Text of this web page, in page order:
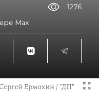
1276
Max
Ермохин / "ДП"